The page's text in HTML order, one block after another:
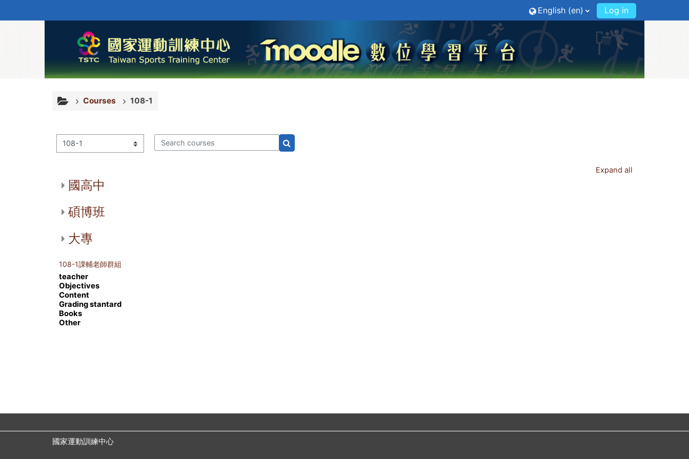
English ‎(en)‎ Log in
Courses 108-1
Course categories Search courses
Search courses
Expand all
國高中
碩博班
大專
108-1課輔老師群組
teacher
Objectives
Content
Grading stantard
Books
Other
國家運動訓練中心